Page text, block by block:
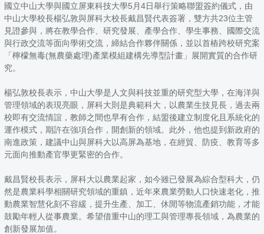
國立中山大學與國立屏東科技大學5月4日舉行策略聯盟簽約儀式，由
中山大學校長楊弘敦與屏科大校長戴昌賢代表簽署，雙方共23位主管
見證參與，將在教學合作、研究發展、產學合作、學生事務、國際交流
與行政交流等面向學術交流，締結合作夥伴關係，並以首樁跨校研究案
「檸檬無毒(無農藥處理)產業模組建構先導型計畫」展開實質的合作研
究。
楊弘敦校長表示，中山大學是人文與科技並重的研究型大學，在海洋與
管理領域的表現亮眼，屏科大則是典範科大，以農業生技見長，過去兩
校即有交流情誼，教師之間也早有合作，結盟後建立制度化且系統化的
運作模式，期許在強項合作，開創新的領域。此外，他也提到新政府的
南進政策，建議中山與屏科大以高屏為基地，在經貿、防疫、教育等多
元面向推動產官學更緊密的合作。
戴昌賢校長表示，屏科大以農業起家，如今雖已發展為綜合型科大，仍
然是農業科學相關研究領域的重鎮，近年來農業勞動人口快速老化，推
動農業智慧化刻不容緩，提升生產、加工、休閒等物流產銷功能，才能
鼓勵年輕人從事農業。希望借重中山的理工與管理專長領域，為農業的
創新發展加值。